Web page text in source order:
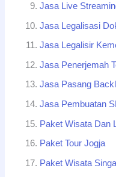
Jasa Live
Jasa Legalisasi
Jasa Legalisir
Jasa Penerjemah
Jasa Pasang
Jasa Pembuatan
Paket Wisata Dan
Paket Tour Jogja
Paket Wisata